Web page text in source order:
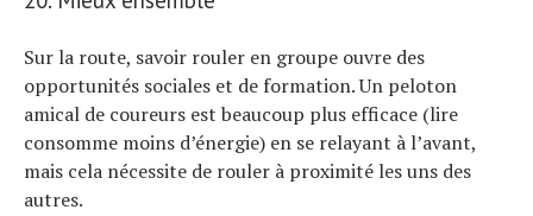
Sur la route, savoir rouler en groupe ouvre des
opportunités sociales et de formation. Un peloton
amical de coureurs est beaucoup plus efficace (lire
consomme moins d’énergie) en se relayant à l’avant,
mais cela nécessite de rouler à proximité les uns des
autres.